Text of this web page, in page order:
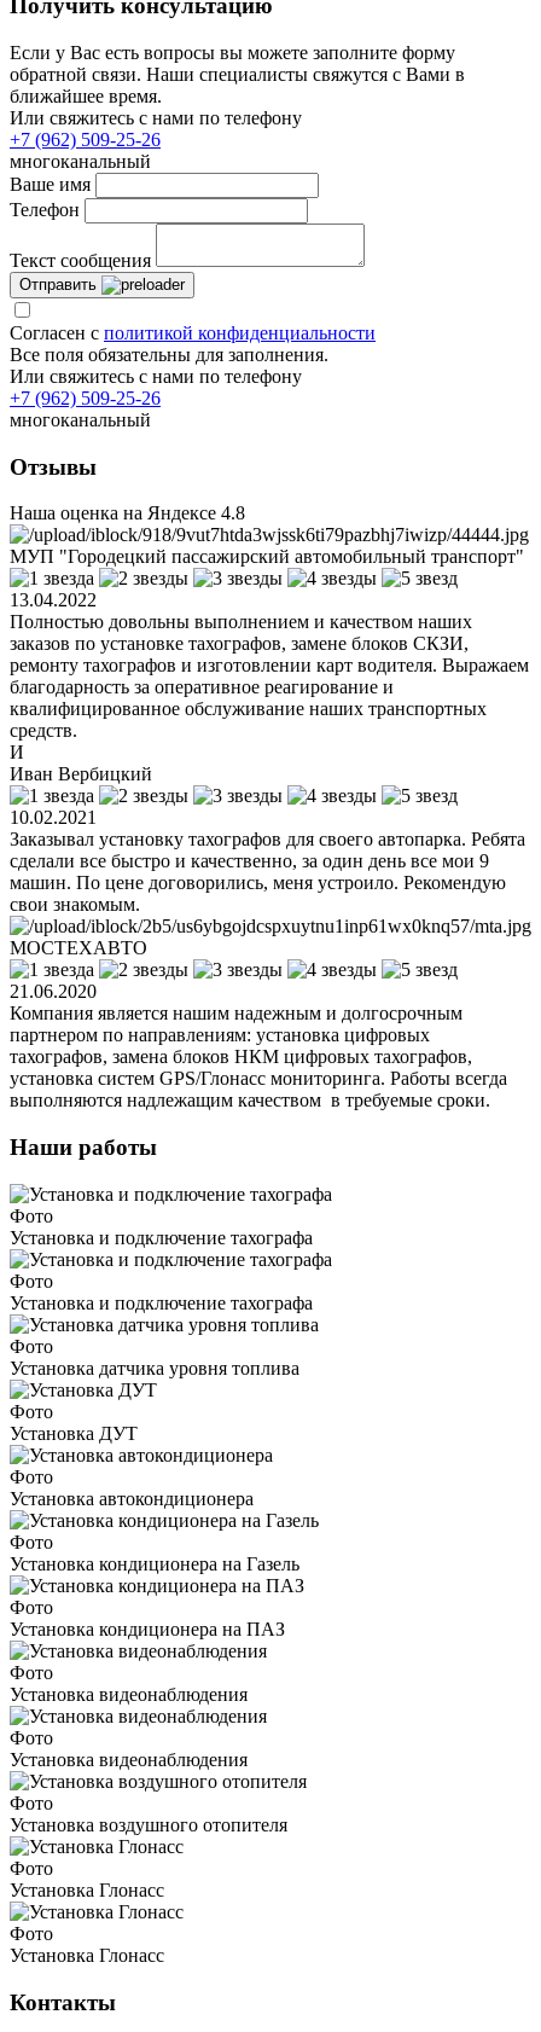
Получить консультацию
Если у Вас есть вопросы вы можете заполните форму
обратной связи. Наши специалисты свяжутся с Вами в
ближайшее время.
Или свяжитесь с нами по телефону
+7 (962) 509-25-26
многоканальный
Ваше имя
Телефон
Текст сообщения
Отправить
Согласен с политикой конфиденциальности
Все поля обязательны для заполнения.
Или свяжитесь с нами по телефону
+7 (962) 509-25-26
многоканальный
Отзывы
Наша оценка на Яндексе 4.8
МУП "Городецкий пассажирский автомобильный транспорт"
13.04.2022
Полностью довольны выполнением и качеством наших
заказов по установке тахографов, замене блоков СКЗИ,
ремонту тахографов и изготовлении карт водителя. Выражаем
благодарность за оперативное реагирование и
квалифицированное обслуживание наших транспортных
средств.
И
Иван Вербицкий
10.02.2021
Заказывал установку тахографов для своего автопарка. Ребята
сделали все быстро и качественно, за один день все мои 9
машин. По цене договорились, меня устроило. Рекомендую
свои знакомым.
МОСТЕХАВТО
21.06.2020
Компания является нашим надежным и долгосрочным
партнером по направлениям: установка цифровых
тахографов, замена блоков НКМ цифровых тахографов,
установка систем GPS/Глонасс мониторинга. Работы всегда
выполняются надлежащим качеством в требуемые сроки.
Наши работы
Фото
Установка и подключение тахографа
Фото
Установка и подключение тахографа
Фото
Установка датчика уровня топлива
Фото
Установка ДУТ
Фото
Установка автокондиционера
Фото
Установка кондиционера на Газель
Фото
Установка кондиционера на ПАЗ
Фото
Установка видеонаблюдения
Фото
Установка видеонаблюдения
Фото
Установка воздушного отопителя
Фото
Установка Глонасс
Фото
Установка Глонасс
Контакты